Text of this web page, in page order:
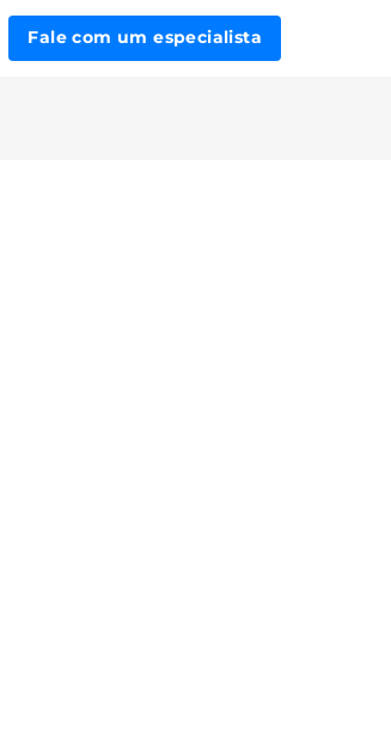
Fale com um especialista